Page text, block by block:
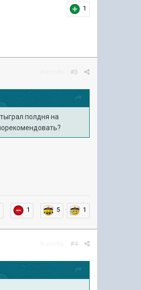
1
#3
полдня на
1 5 1
#4